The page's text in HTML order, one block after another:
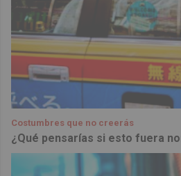
Costumbres que no creerás
¿Qué pensarías si esto fuera